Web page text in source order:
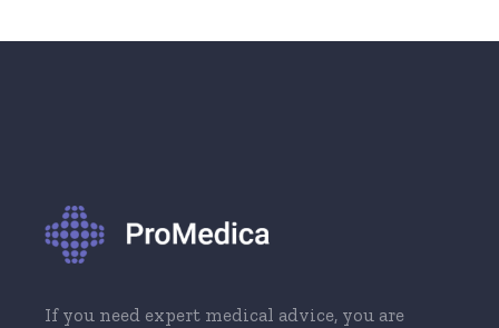
If you need expert medical advice, you are